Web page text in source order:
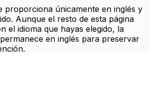
proporciona únicamente en inglés y
Aunque el resto de esta página
el idioma que hayas elegido, la
en inglés para preservar